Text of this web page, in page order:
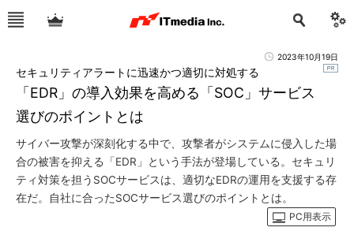
2023年10月19日
「EDR」の導入効果を高める「SOC」サービス
選びのポイントとは
セキュリティアラートに迅速かつ適切に対処する
サイバー攻撃が深刻化する中で、攻撃者がシステムに侵入した場
合の被害を抑える「EDR」という手法が登場している。セキュリ
ティ対策を担うSOCサービスは、適切なEDRの運用を支援する存
在だ。自社に合ったSOCサービス選びのポイントとは。
PC用表示